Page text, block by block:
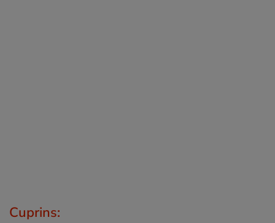
Cuprins: